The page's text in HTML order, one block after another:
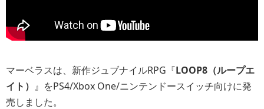
マーベラスは、新作ジュブナイルRPG『LOOP8（ループエ
イト） 』をPS4/Xbox One/ニンテンドースイッチ向けに発
売しました。